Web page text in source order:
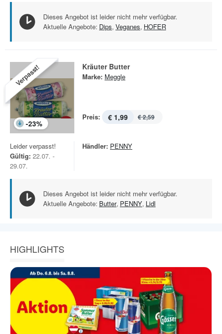
Dieses Angebot ist leider nicht mehr verfügbar.
Aktuelle Angebote: Dips, Veganes, HOFER
Verpasst!
-23%
Kräuter Butter
Marke: Meggle
Preis: € 1,99 € 2,59
Leider verpasst!
Gültig: 22.07. -
29.07.
Händler: PENNY
Dieses Angebot ist leider nicht mehr verfügbar.
Aktuelle Angebote: Butter, PENNY, Lidl
HIGHLIGHTS